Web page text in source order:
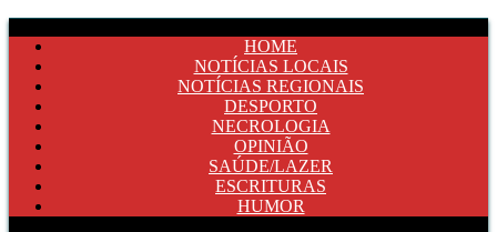
HOME
NOTÍCIAS LOCAIS
NOTÍCIAS REGIONAIS
DESPORTO
NECROLOGIA
OPINIÃO
SAÚDE/LAZER
ESCRITURAS
HUMOR